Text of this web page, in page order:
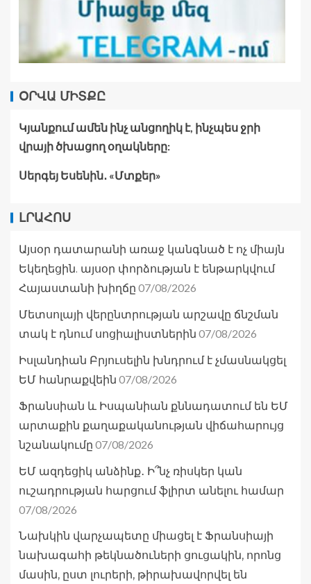
ՕՐՎԱ ՄԻՏՔԸ
Կյանքում ամեն ինչ անցողիկ է, ինչպես ջրի
վրայի ծխացող օղակները:
Սերգեյ Եսենին․ «Մտքեր»
ԼՐԱՀՈՍ
Այսօր դատարանի առաջ կանգնած է ոչ միայն
Եկեղեցին. այսօր փորձության է ենթարկվում
Հայաստանի խիղճը 07/08/2026
Մետսոլայի վերընտրության արշավը ճնշման
տակ է դնում սոցիալիստներին 07/08/2026
Իսլանդիան Բրյուսելին խնդրում է չմասնակցել
ԵՄ հանրաքվեին 07/08/2026
Ֆրանսիան և Իսպանիան քննադատում են ԵՄ
արտաքին քաղաքականության վիճահարույց
նշանակումը 07/08/2026
ԵՄ ազդեցիկ անձինք․ Ի՞նչ ռիսկեր կան
ուշադրության հարցում ֆլիրտ անելու համար
07/08/2026
Նախկին վարչապետը միացել է Ֆրանսիայի
նախագահի թեկնածուների ցուցակին, որոնց
մասին, ըստ լուրերի, թիրախավորվել են